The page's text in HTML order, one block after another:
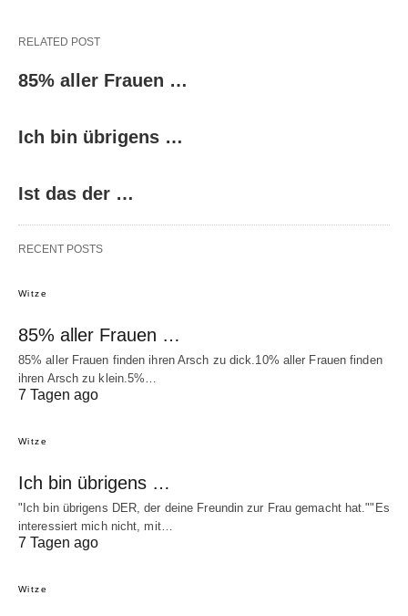
RELATED POST
85% aller Frauen …
Ich bin übrigens …
Ist das der …
RECENT POSTS
Witze
85% aller Frauen …
85% aller Frauen finden ihren Arsch zu dick.10% aller Frauen finden
ihren Arsch zu klein.5%…
7 Tagen ago
Witze
Ich bin übrigens …
"Ich bin übrigens DER, der deine Freundin zur Frau gemacht hat.""Es
interessiert mich nicht, mit…
7 Tagen ago
Witze